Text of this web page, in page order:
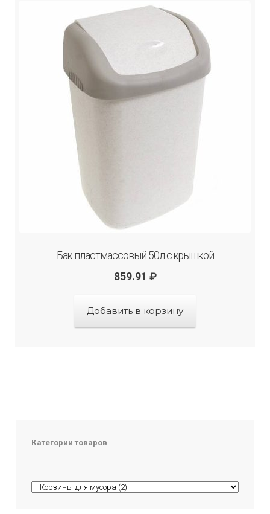
Бак пластмассовый 50л с крышкой
859.91 ₽
Добавить в корзину
Категории товаров